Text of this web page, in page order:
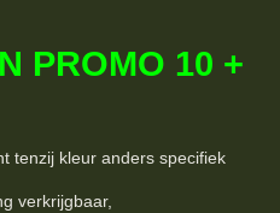
PROMO 10 +
tenzij kleur anders specifiek
verkrijgbaar,